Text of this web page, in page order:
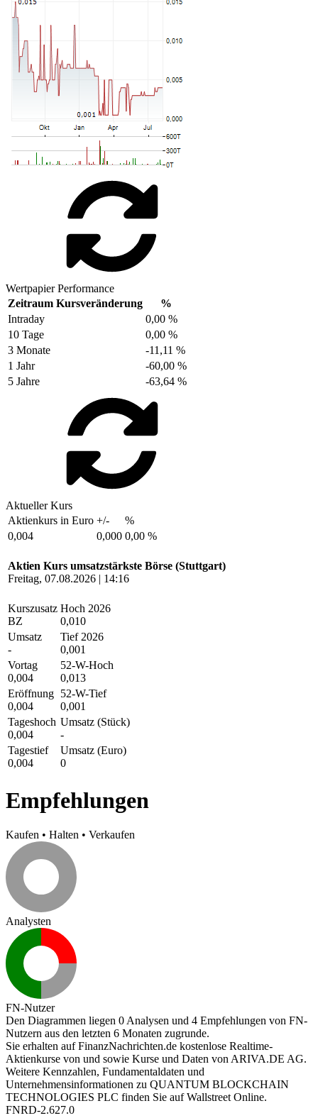
Wertpapier Performance
Zeitraum Kursveränderung
%
Intraday
0,00 %
10 Tage
0,00 %
3 Monate
-11,11 %
1 Jahr
-60,00 %
5 Jahre
-63,64 %
Aktueller Kurs
Aktienkurs in Euro +/-
%
0,004
0,000 0,00 %
Aktien Kurs umsatzstärkste Börse (Stuttgart)
Freitag, 07.08.2026 | 14:16
Kurszusatz
BZ
Hoch 2026
0,010
Umsatz
-
Tief 2026
0,001
Vortag
0,004
52-W-Hoch
0,013
Eröffnung
0,004
52-W-Tief
0,001
Tageshoch
0,004
Umsatz (Stück)
-
Tagestief
0,004
Umsatz (Euro)
0
Empfehlungen
Kaufen • Halten • Verkaufen
Analysten
FN-Nutzer
Den Diagrammen liegen 0 Analysen und 4 Empfehlungen von FN-
Nutzern aus den letzten 6 Monaten zugrunde.
Sie erhalten auf FinanzNachrichten.de kostenlose Realtime-
Aktienkurse von und sowie Kurse und Daten von ARIVA.DE AG.
Weitere Kennzahlen, Fundamentaldaten und
Unternehmensinformationen zu QUANTUM BLOCKCHAIN
TECHNOLOGIES PLC finden Sie aufWallstreet Online.
FNRD-2.627.0